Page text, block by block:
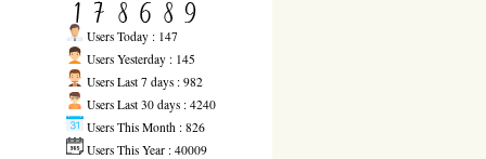
Users Today : 147
Users Yesterday : 145
Users Last 7 days : 982
Users Last 30 days : 4240
Users This Month : 826
Users This Year : 40009